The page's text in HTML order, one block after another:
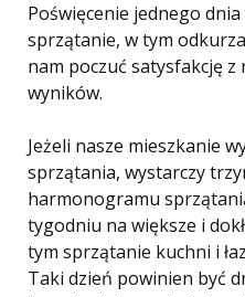
Poświęcenie jednego
sprzątanie, w tym
nam poczuć satysfakcję z
wyników.
Jeżeli nasze mieszkanie
sprzątania, wystarczy
harmonogramu
tygodniu na większe i
tym sprzątanie kuchni i
Taki dzień powinien być